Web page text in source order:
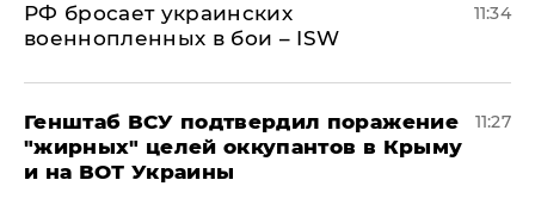
РФ бросает украинских
военнопленных в бои – ISW
11:34
Генштаб ВСУ подтвердил поражение
"жирных" целей оккупантов в Крыму
и на ВОТ Украины
11:27